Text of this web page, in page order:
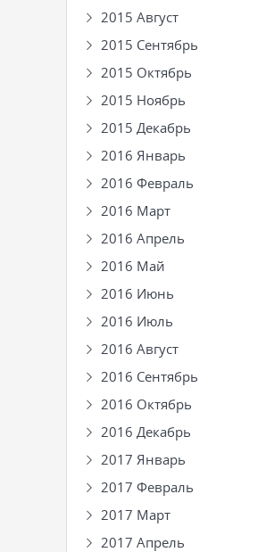
2015 Август
2015 Сентябрь
2015 Октябрь
2015 Ноябрь
2015 Декабрь
2016 Январь
2016 Февраль
2016 Март
2016 Апрель
2016 Май
2016 Июнь
2016 Июль
2016 Август
2016 Сентябрь
2016 Октябрь
2016 Декабрь
2017 Январь
2017 Февраль
2017 Март
2017 Апрель